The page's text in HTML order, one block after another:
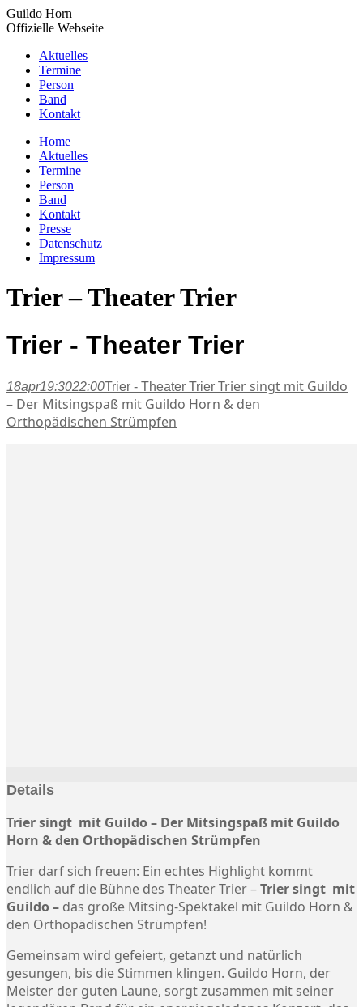
Zum
Inhalt
Guildo Horn
Offizielle Webseite
Aktuelles
Termine
Person
Band
Kontakt
YouTube
page
opens
new
window
Facebook
page
opens
new
window
page
opens
new
window
Instagram
page
opens
new
window
Home
Aktuelles
Termine
Person
Band
Kontakt
Presse
Datenschutz
Impressum
Trier – Theater Trier
Trier - Theater Trier
18apr19:3022:00Trier - Theater Trier Trier singt mit Guildo
– Der Mitsingspaß mit Guildo Horn & den
Orthopädischen Strümpfen
Details
Trier singt mit Guildo – Der Mitsingspaß mit Guildo
Horn & den Orthopädischen Strümpfen
Trier darf sich freuen: Ein echtes Highlight kommt
endlich auf die Bühne des Theater Trier –Trier singt mit
Guildo – das große Mitsing-Spektakel mit Guildo Horn &
den Orthopädischen Strümpfen!
Gemeinsam wird gefeiert, getanzt und natürlich
gesungen, bis die Stimmen klingen. Guildo Horn, der
Meister der guten Laune, sorgt zusammen mit seiner